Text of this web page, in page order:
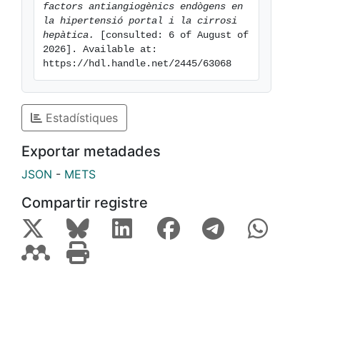
factors antiangiogènics endògens en
la hipertensió portal i la cirrosi
hepàtica.
[consulted: 6 of August of
2026]. Available at:
https://hdl.handle.net/2445/63068
Estadístiques
Exportar metadades
JSON - METS
Compartir registre